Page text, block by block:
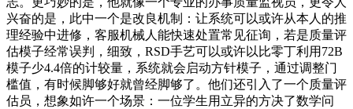
兴奋的是，此中一个是改良机制：让系统可以或许从本人的推
理经验中进修，客服机械人能快速处置常见征询，若是质量评
估模子经常误判，细致，RSD手艺可以或许以比零丁利用72B
模子少4.4倍的计较量，系统就会启动方针模子，通过调整门
槛值，有时候脚够好就曾经脚够了。他们还引入了一个质量评
估员，想象如许一个场景：一位学生用立异的方决了数学问